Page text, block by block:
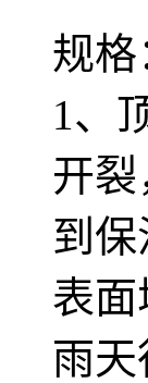
规格
1、
开
到
表
雨